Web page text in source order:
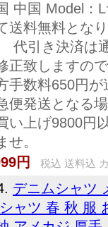
中国 Model：
送料無料とな
代引き決済は
正致しますの
手数料650円
便発送となる
い上げ9800円
せ。
円
税込 送料込
デニムシャツ
ャツ 春 秋 服